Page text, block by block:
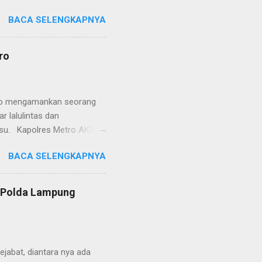
Kapolres Metro AKBP
memberikan
baik informasi
ketika telah
BACA SELENGKAPNYA
mengamankan seorang
lalulintas dan
Kapolres Metro AKBP
Taqwa, Jalan AH
Polres Metro
tepatnya di TL Taqwa
bongkar muat tepung
BACA SELENGKAPNYA
Lampung
diantara nya ada